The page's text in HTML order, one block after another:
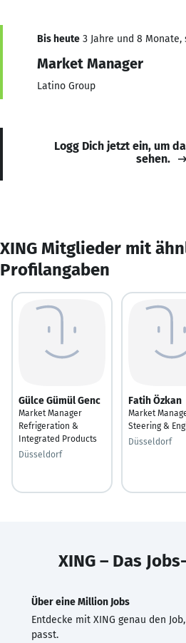
Bis heute 3 Jahre und 8 Monate,
Market Manager
Latino Group
Logg Dich jetzt ein, um
sehen.
XING Mitglieder mit
Profilangaben
Gülce Gümül Genc
Market Manager
Refrigeration &
Integrated Products
Düsseldorf
Fatih Özkan
Market
Steering &
Düsseldorf
XING – Das
Über eine Million Jobs
Entdecke mit XING genau den
passt.